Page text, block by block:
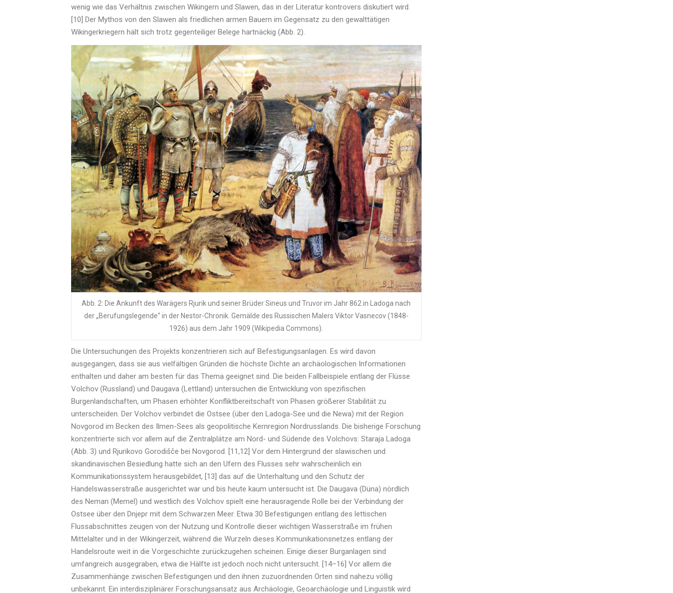
wenig wie das Verhältnis zwischen Wikingern und Slawen, das in der Literatur kontrovers diskutiert wird.
[10] Der Mythos von den Slawen als friedlichen armen Bauern im Gegensatz zu den gewalttätigen
Wikingerkriegern hält sich trotz gegenteiliger Belege hartnäckig (Abb. 2).
Abb. 2: Die Ankunft des Warägers Rjurik und seiner Brüder Sineus und Truvor im Jahr 862 in Ladoga nach
der „Berufungslegende“ in der Nestor-Chronik. Gemälde des Russischen Malers Viktor Vasnecov (1848-
1926) aus dem Jahr 1909 (Wikipedia Commons).
Die Untersuchungen des Projekts konzentrieren sich auf Befestigungsanlagen. Es wird davon
ausgegangen, dass sie aus vielfältigen Gründen die höchste Dichte an archäologischen Informationen
enthalten und daher am besten für das Thema geeignet sind. Die beiden Fallbeispiele entlang der Flüsse
Volchov (Russland) und Daugava (Lettland) untersuchen die Entwicklung von spezifischen
Burgenlandschaften, um Phasen erhöhter Konfliktbereitschaft von Phasen größerer Stabilität zu
unterscheiden. Der Volchov verbindet die Ostsee (über den Ladoga-See und die Newa) mit der Region
Novgorod im Becken des Ilmen-Sees als geopolitische Kernregion Nordrusslands. Die bisherige Forschung
konzentrierte sich vor allem auf die Zentralplätze am Nord- und Südende des Volchovs: Staraja Ladoga
(Abb. 3) und Rjurikovo Gorodišče bei Novgorod. [11,12] Vor dem Hintergrund der slawischen und
skandinavischen Besiedlung hatte sich an den Ufern des Flusses sehr wahrscheinlich ein
Kommunikationssystem herausgebildet, [13] das auf die Unterhaltung und den Schutz der
Handelswasserstraße ausgerichtet war und bis heute kaum untersucht ist. Die Daugava (Düna) nördlich
des Neman (Memel) und westlich des Volchov spielt eine herausragende Rolle bei der Verbindung der
Ostsee über den Dnjepr mit dem Schwarzen Meer. Etwa 30 Befestigungen entlang des lettischen
Flussabschnittes zeugen von der Nutzung und Kontrolle dieser wichtigen Wasserstraße im frühen
Mittelalter und in der Wikingerzeit, während die Wurzeln dieses Kommunikationsnetzes entlang der
Handelsroute weit in die Vorgeschichte zurückzugehen scheinen. Einige dieser Burganlagen sind
umfangreich ausgegraben, etwa die Hälfte ist jedoch noch nicht untersucht. [14–16] Vor allem die
Zusammenhänge zwischen Befestigungen und den ihnen zuzuordnenden Orten sind nahezu völlig
unbekannt. Ein interdisziplinärer Forschungsansatz aus Archäologie, Geoarchäologie und Linguistik wird